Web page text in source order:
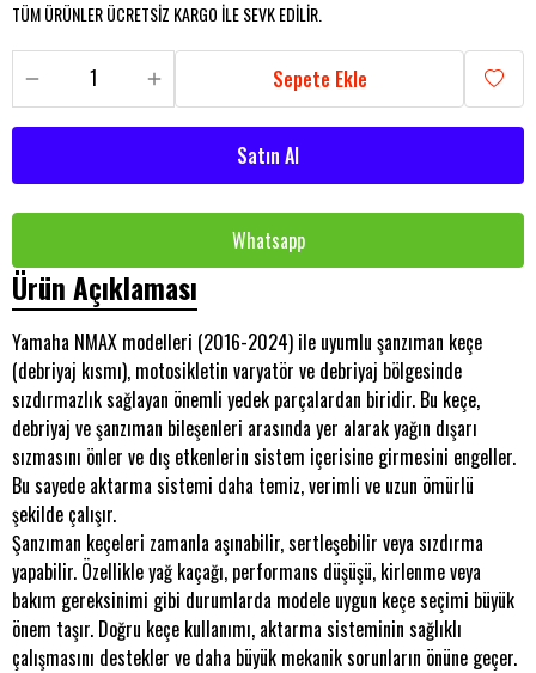
TÜM ÜRÜNLER ÜCRETSİZ KARGO İLE SEVK EDİLİR.
Sepete Ekle
Satın Al
Whatsapp
Ürün Açıklaması
Yamaha NMAX modelleri (2016-2024) ile uyumlu şanzıman keçe
(debriyaj kısmı), motosikletin varyatör ve debriyaj bölgesinde
sızdırmazlık sağlayan önemli yedek parçalardan biridir. Bu keçe,
debriyaj ve şanzıman bileşenleri arasında yer alarak yağın dışarı
sızmasını önler ve dış etkenlerin sistem içerisine girmesini engeller.
Bu sayede aktarma sistemi daha temiz, verimli ve uzun ömürlü
şekilde çalışır.
Şanzıman keçeleri zamanla aşınabilir, sertleşebilir veya sızdırma
yapabilir. Özellikle yağ kaçağı, performans düşüşü, kirlenme veya
bakım gereksinimi gibi durumlarda modele uygun keçe seçimi büyük
önem taşır. Doğru keçe kullanımı, aktarma sisteminin sağlıklı
çalışmasını destekler ve daha büyük mekanik sorunların önüne geçer.